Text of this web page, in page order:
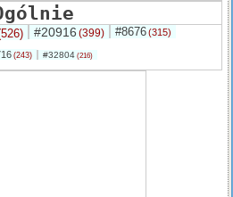
#20916 (399) #8676(315)
(243) #32804 (216)